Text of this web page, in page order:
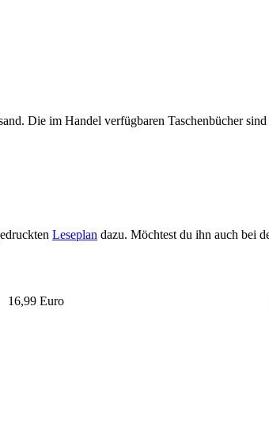
Die im Handel verfügbaren Taschenbücher sind
Leseplan dazu. Möchtest du ihn auch bei
16,99 Euro